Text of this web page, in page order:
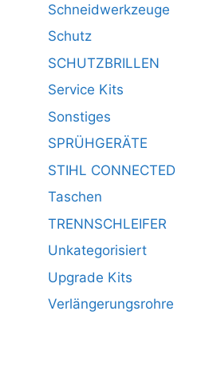
Schneidwerkzeuge
Schutz
SCHUTZBRILLEN
Service Kits
Sonstiges
SPRÜHGERÄTE
STIHL CONNECTED
Taschen
TRENNSCHLEIFER
Unkategorisiert
Upgrade Kits
Verlängerungsrohre